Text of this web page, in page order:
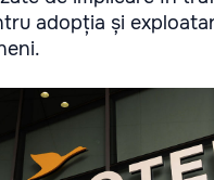
adopția și